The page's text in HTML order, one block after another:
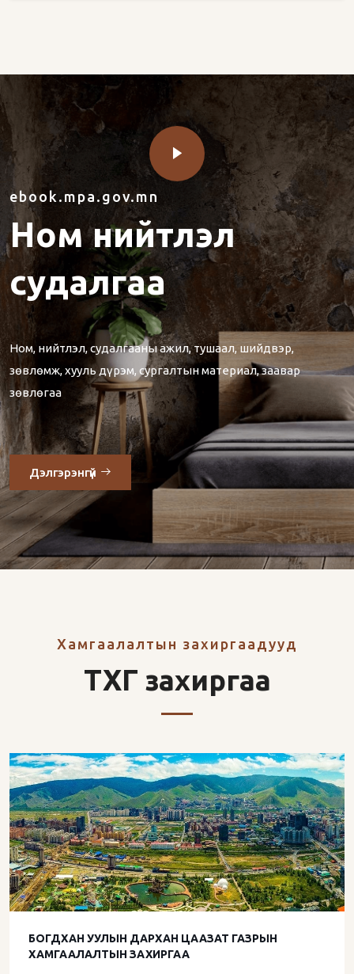
ebook.mpa.gov.mn
Ном нийтлэл
судалгаа
Ном, нийтлэл, судалгааны ажил, тушаал, шийдвэр,
зөвлөмж, хууль дүрэм, сургалтын материал, заавар
зөвлөгаа
Дэлгэрэнгүй
Хамгаалалтын захиргаадууд
ТХГ захиргаа
БОГДХАН УУЛЫН ДАРХАН ЦААЗАТ ГАЗРЫН
ХАМГААЛАЛТЫН ЗАХИРГАА